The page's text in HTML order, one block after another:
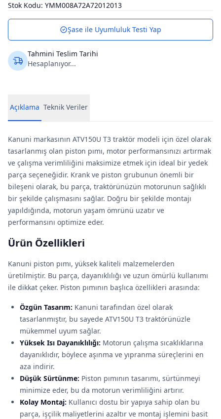
Stok Kodu: YMM008A72A72012013
Şase ile Uyumluluk Testi Yap
Tahmini Teslim Tarihi
Hesaplanıyor...
Açıklama Teknik Veriler
Kanuni markasının ATV150U T3 traktör modeli için özel olarak
tasarlanmış olan piston pımı, motor performansınızı artırmak
ve çalışma verimliliğini maksimize etmek için ideal bir yedek
parça seçeneğidir. Krank ve piston grubunun önemli bir
bileşeni olarak, bu parça, traktörünüzün motorunun sağlıklı
bir şekilde çalışmasını sağlar. Doğru bir şekilde montajı
yapıldığında, motorun yaşam ömrünü uzatır ve
performansını optimize eder.
Ürün Özellikleri
Kanuni piston pımı, yüksek kaliteli malzemelerden
üretilmiştir. Bu parça, dayanıklılığı ve uzun ömürlü kullanımı
ile dikkat çeker. Piston pımının başlıca özellikleri arasında:
Özgün Tasarım: Kanuni tarafından özel olarak
tasarlanmıştır, bu sayede ATV150U T3 traktörünüzle
mükemmel uyum sağlar.
Yüksek Isı Dayanıklılığı: Motorun çalışma sıcaklıklarına
dayanıklıdır, böylece aşınma ve yıpranma süreçlerini en
aza indirir.
Düşük Sürtünme: Piston pımının tasarımı, sürtünmeyi
minimize eder, bu da motorun verimliliğini artırır.
Kolay Montaj: Kullanıcı dostu bir yapıya sahip olan bu
parça, işçilik maliyetlerini azaltır ve montaj işlemini basit